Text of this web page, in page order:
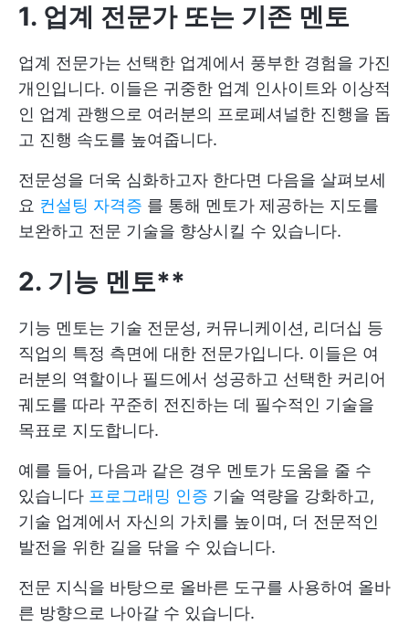
1. 업계 전문가 또는 기존 멘토
업계 전문가는 선택한 업계에서 풍부한 경험을 가진
개인입니다. 이들은 귀중한 업계 인사이트와 이상적
인 업계 관행으로 여러분의 프로페셔널한 진행을 돕
고 진행 속도를 높여줍니다.
전문성을 더욱 심화하고자 한다면 다음을 살펴보세
요 컨설팅 자격증 를 통해 멘토가 제공하는 지도를
보완하고 전문 기술을 향상시킬 수 있습니다.
2. 기능 멘토**
기능 멘토는 기술 전문성, 커뮤니케이션, 리더십 등
직업의 특정 측면에 대한 전문가입니다. 이들은 여
러분의 역할이나 필드에서 성공하고 선택한 커리어
궤도를 따라 꾸준히 전진하는 데 필수적인 기술을
목표로 지도합니다.
예를 들어, 다음과 같은 경우 멘토가 도움을 줄 수
있습니다 프로그래밍 인증 기술 역량을 강화하고,
기술 업계에서 자신의 가치를 높이며, 더 전문적인
발전을 위한 길을 닦을 수 있습니다.
전문 지식을 바탕으로 올바른 도구를 사용하여 올바
른 방향으로 나아갈 수 있습니다.